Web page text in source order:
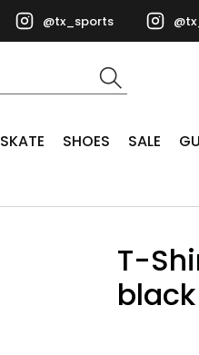
@tx_sports
SKATE SHOES SALE
T-
black